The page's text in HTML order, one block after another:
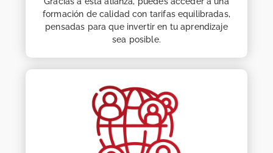
formación de calidad con tarifas equilibradas,
pensadas para que invertir en tu aprendizaje
sea posible.